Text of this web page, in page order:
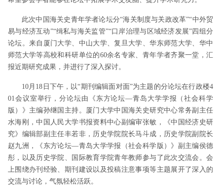
此次中国海关史青年学者论坛分“海关制度与关政改革”“中外贸
易与经济互动”“缉私与海关监管”“口岸治理与区域经济发展”四组分
论坛。来自厦门大学、中山大学、复旦大学、华东师范大学、华中
师范大学等高校和科研单位的60余名专家、青年学者齐聚一堂，汇
报近期研究成果，并进行了深入探讨。
10 月 18 日下午，以“期刊编辑面对面”为主题的分论坛在行政楼4
01 会议室举行，分论坛由《东方论坛—青岛大学学报（社会科学
版）》主编孙继国主持。厦门大学中国海关史研究中心常务副主任
水海刚，中国人民大学书报资料中心副编审张敏，《中国经济史研
究》编辑部副主任丰若非，历史学院院长马斗成，历史学院副院长
赵九洲，《东方论坛—青岛大学学报（社会科学版）》副主编侯德
彤，以及历史学院、国际教育学院青年教师参与了此次交流会。会
上围绕办刊经验、期刊建设以及投稿注意事项等主题展开了深入的
交流与讨论，气氛轻松活跃。